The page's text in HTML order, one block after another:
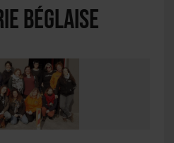
Béglaise